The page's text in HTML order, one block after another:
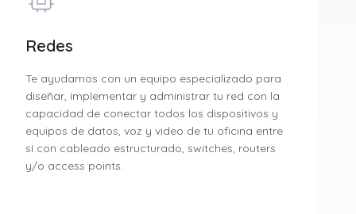
Redes
Te ayudamos con un equipo especializado para
diseñar, implementar y administrar tu red con la
capacidad de conectar todos los dispositivos y
equipos de datos, voz y video de tu oficina entre
sí con cableado estructurado, switches, routers
y/o access points.